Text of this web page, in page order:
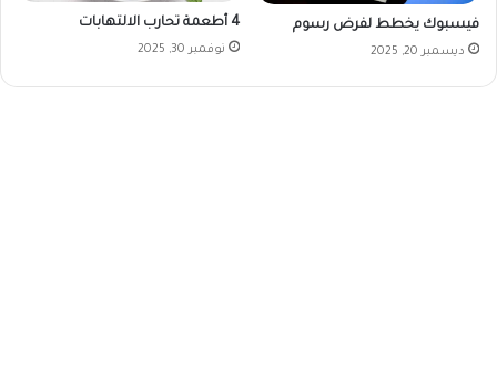
فيسبوك يخطط لفرض رسوم
ديسمبر 20, 2025
4 أطعمة تحارب الالتهابات
نوفمبر 30, 2025